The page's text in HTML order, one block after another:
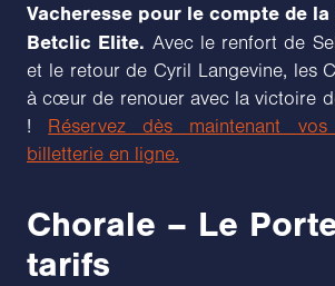
Vacheresse pour le compte de
Betclic Elite. Avec le renfort de
et le retour de Cyril Langevine, les
à cœur de renouer avec la victoire
! Réservez dès maintenant
billetterie en ligne.
Chorale – Le
tarifs